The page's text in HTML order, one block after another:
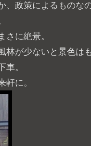
、政策によるものな
さに絶景。
が少ないと景色は
車。
軒に。